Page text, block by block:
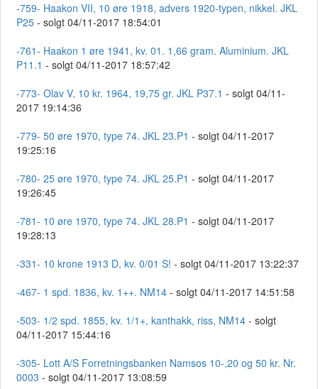
-759- Haakon VII, 10 øre 1918, advers 1920-typen, nikkel. JKL
P25 - solgt 04/11-2017 18:54:01
-761- Haakon 1 øre 1941, kv. 01. 1,66 gram. Aluminium. JKL
P11.1 - solgt 04/11-2017 18:57:42
-773- Olav V, 10 kr. 1964, 19,75 gr. JKL P37.1 - solgt 04/11-
2017 19:14:36
-779- 50 øre 1970, type 74. JKL 23.P1 - solgt 04/11-2017
19:25:16
-780- 25 øre 1970, type 74. JKL 25.P1 - solgt 04/11-2017
19:26:45
-781- 10 øre 1970, type 74. JKL 28.P1 - solgt 04/11-2017
19:28:13
-331- 10 krone 1913 D, kv. 0/01 S! - solgt 04/11-2017 13:22:37
-467- 1 spd. 1836, kv. 1++. NM14 - solgt 04/11-2017 14:51:58
-503- 1/2 spd. 1855, kv. 1/1+, kanthakk, riss, NM14 - solgt
04/11-2017 15:44:16
-305- Lott A/S Forretningsbanken Namsos 10-,20 og 50 kr. Nr.
0003 - solgt 04/11-2017 13:08:59